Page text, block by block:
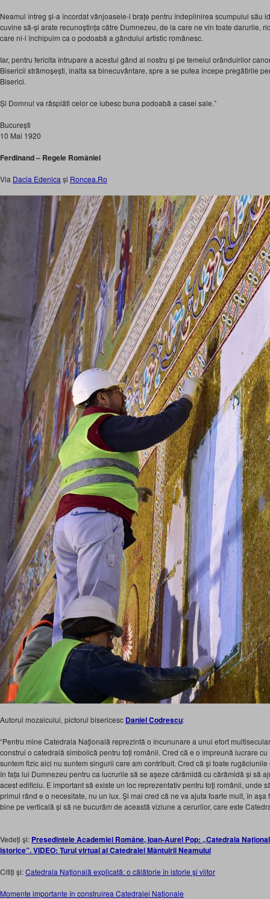
Neamul întreg și-a încordat vânjoasele-i brațe pentru îndeplinirea scumpului său
cuvine să-și arate recunoștința către Dumnezeu, de la care ne vin toate darurile,
care ni-l închipuim ca o podoabă a gândului artistic românesc.
Iar, pentru fericita întrupare a acestui gând al nostru și pe temeiul orânduirilor
Bisericii strămoșești, înalta sa binecuvântare, spre a se putea începe pregătirile
Biserici.
Și Domnul va răsplăti celor ce iubesc buna podoabă a casei sale.”
București
10 Mai 1920
Ferdinand – Regele României
Via Dacia Edenica și Roncea.Ro
Autorul mozaicului, pictorul bisericesc Daniel Codrescu:
“Pentru mine Catedrala Naţională reprezintă o încununare a unui efort
construi o catedrală simbolică pentru toți românii. Cred că e o împreună lucrare
suntem fizic aici nu suntem singurii care am contribuit. Cred că și toate
în fața lui Dumnezeu pentru ca lucrurile să se așeze cărămidă cu cărămidă și să
acest edificiu. E important să existe un loc reprezentativ pentru toţi românii, unde
primul rând e o necesitate, nu un lux. Şi mai cred că ne va ajuta foarte mult, în
bine pe verticală și să ne bucurăm de această viziune a cerurilor, care este
Vedeți și: Președintele Academiei Române, Ioan-Aurel Pop: „Catedrala
istorice”. VIDEO: Turul virtual al Catedralei Mântuirii Neamului
Citiți și:Catedrala Naţională explicată: o călătorie în istorie şi viitor
Momente importante în construirea Catedralei Naționale